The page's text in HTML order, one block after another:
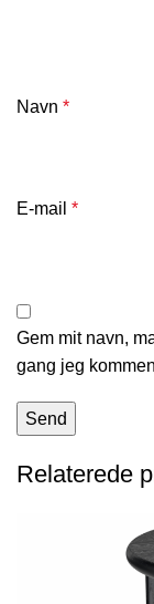
Navn *
E-mail *
Gem mit navn,
gang jeg
Relaterede